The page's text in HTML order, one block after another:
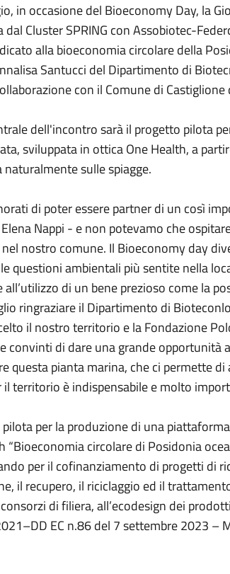
in occasione del Bioeconomy Day, la
dal Cluster SPRING con Assobiotec-
alla bioeconomia circolare della
Santucci del Dipartimento di
con il Comune di
dell'incontro sarà il progetto pilota
sviluppata in ottica One Health, a
naturalmente sulle spiagge.
di poter essere partner di un così
Nappi - e non potevamo che
nostro comune. Il Bioeconomy day
questioni ambientali più sentite nella
di un bene prezioso come la
ringraziare il Dipartimento di
il nostro territorio e la Fondazione
convinti di dare una grande opportunità
questa pianta marina, che ci permette di
il territorio è indispensabile e molto
per la produzione di una
“Bioeconomia circolare di Posidonia
per il cofinanziamento di progetti di
il recupero, il riciclaggio ed il
di filiera, all’ecodesign dei
EC n.86 del 7 settembre 2023 –